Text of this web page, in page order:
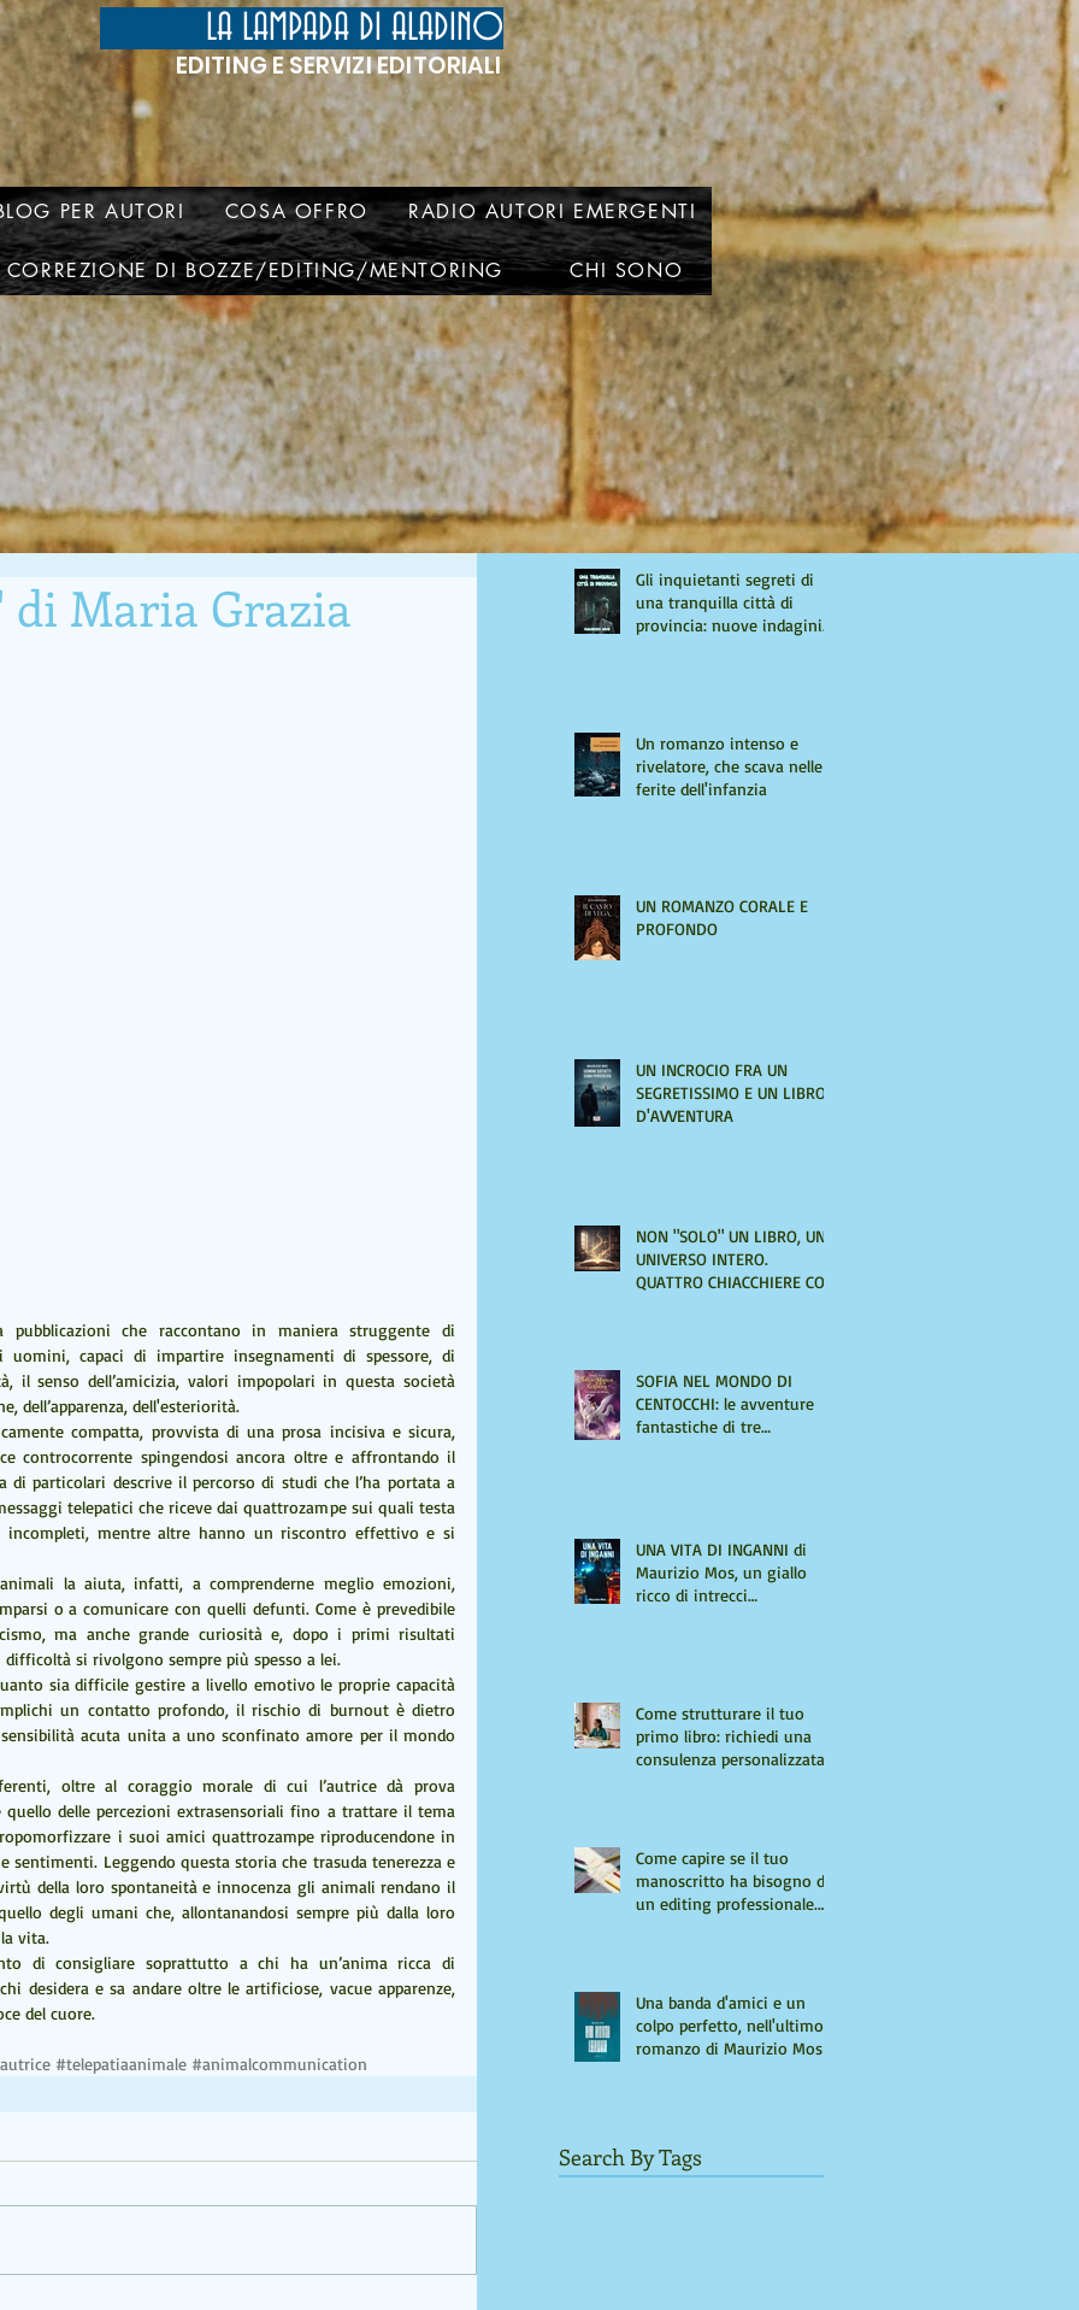
EDITING E SERVIZI EDITORIALI
LA LAMPADA DI ALADINO
PER AUTORI COSA OFFRO RADIO AUTORI EMERGENTI
CORREZIONE DI BOZZE/EDITING/MENTORING CHI SONO
Maria Grazia
che raccontano in maniera struggente di
uomini, capaci di impartire insegnamenti di spessore, di
il senso dell’amicizia, valori impopolari in questa società
dell’apparenza, dell'esteriorità.
compatta, provvista di una prosa incisiva e sicura,
controcorrente spingendosi ancora oltre e affrontando il
di particolari descrive il percorso di studi che l’ha portata a
telepatici che riceve dai quattrozampe sui quali testa
incompleti, mentre altre hanno un riscontro effettivo e si
la aiuta, infatti, a comprenderne meglio emozioni,
o a comunicare con quelli defunti. Come è prevedibile
ma anche grande curiosità e, dopo i primi risultati
si rivolgono sempre più spesso a lei.
sia difficile gestire a livello emotivo le proprie capacità
un contatto profondo, il rischio di burnout è dietro
acuta unita a uno sconfinato amore per il mondo
oltre al coraggio morale di cui l’autrice dà prova
delle percezioni extrasensoriali fino a trattare il tema
i suoi amici quattrozampe riproducendone in
sentimenti. Leggendo questa storia che trasuda tenerezza e
della loro spontaneità e innocenza gli animali rendano il
degli umani che, allontanandosi sempre più dalla loro
vita.
di consigliare soprattutto a chi ha un’anima ricca di
desidera e sa andare oltre le artificiose, vacue apparenze,
del cuore.
#telepatiaanimale #animalcommunication
Gli inquietanti segreti di
una tranquilla città di
provincia: nuove indagini
Un romanzo intenso e
rivelatore, che scava nelle
ferite dell'infanzia
UN ROMANZO CORALE E
PROFONDO
UN INCROCIO FRA UN
SEGRETISSIMO E UN LIBRO
D'AVVENTURA
NON "SOLO" UN LIBRO, UN
UNIVERSO INTERO.
QUATTRO CHIACCHIERE CON
SOFIA NEL MONDO DI
CENTOCCHI: le avventure
fantastiche di tre
UNA VITA DI INGANNI di
Maurizio Mos, un giallo
ricco di intrecci
Come strutturare il tuo
primo libro: richiedi una
consulenza personalizzata
Come capire se il tuo
manoscritto ha bisogno di
un editing professionale.
Una banda d'amici e un
colpo perfetto, nell'ultimo
romanzo di Maurizio Mos
Search By Tags